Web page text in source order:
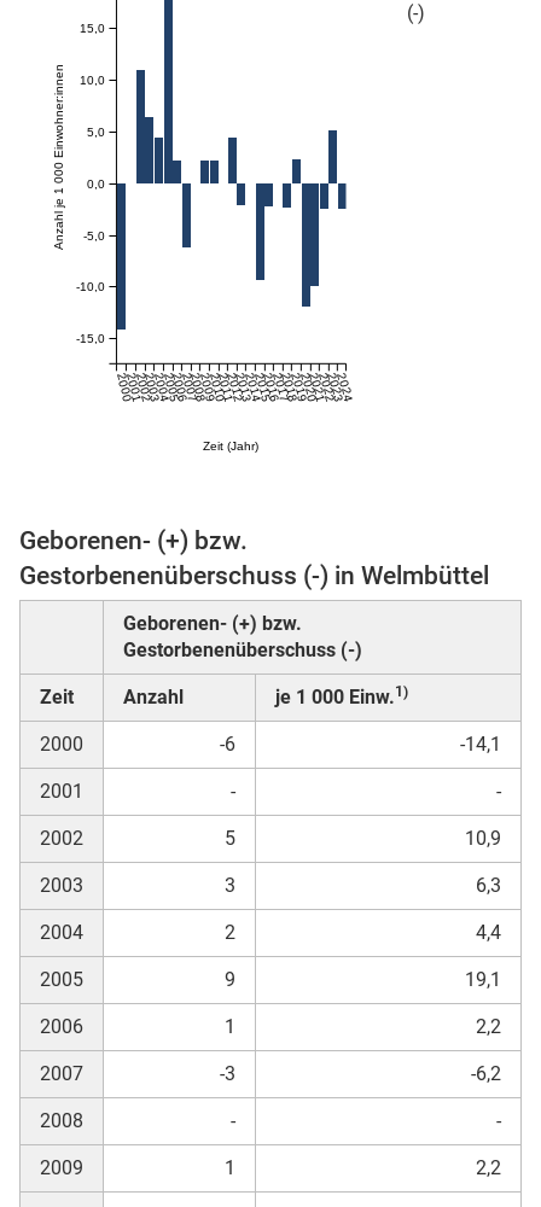
(-)
Zeit (Jahr)
200020012002200320042005200620072008200920102011201220132014201520162017201820192020202120222023
2024
Anzahl je 1 000 Einwohner:innen
-15,0
-10,0
-5,0
0,0
5,0
10,0
15,0
Geborenen- (+) bzw.
Gestorbenenüberschuss (-) in Welmbüttel
Geborenen- (+) bzw.
Gestorbenenüberschuss (-)
Zeit Anzahl je 1 000 Einw.1)
2000 -6 -14,1
2001 - -
2002 5 10,9
2003 3 6,3
2004 2 4,4
2005 9 19,1
2006 1 2,2
2007 -3 -6,2
2008 - -
2009 1 2,2